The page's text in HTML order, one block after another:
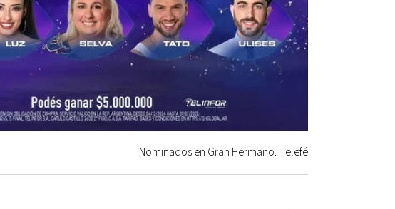
Nominados en Gran Hermano. Telefé